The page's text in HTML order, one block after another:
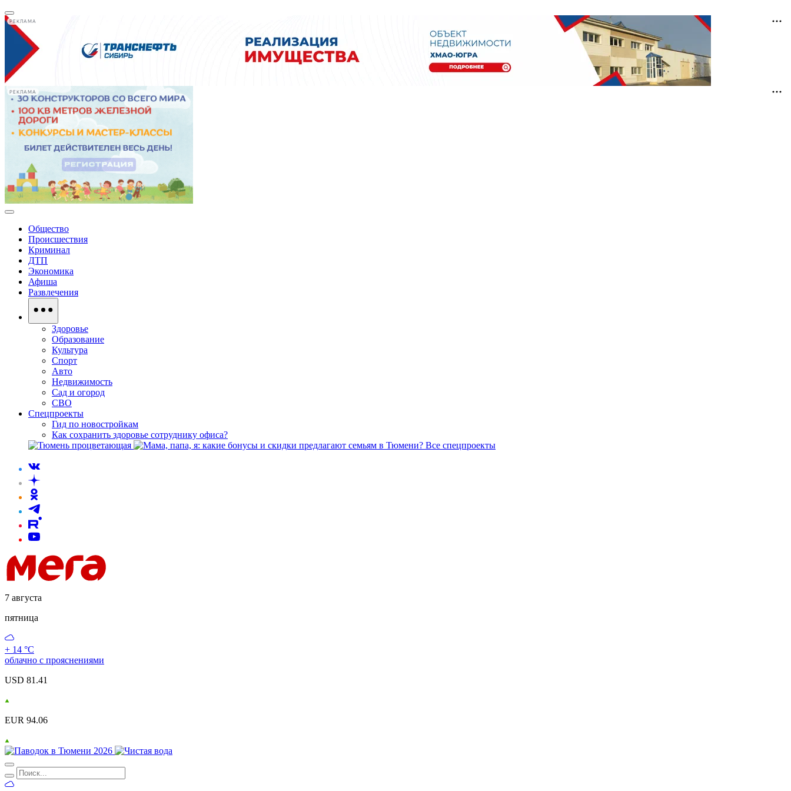
РЕКЛАМА
РЕКЛАМА
Общество
Происшествия
Криминал
ДТП
Экономика
Афиша
Развлечения
Здоровье
Образование
Культура
Спорт
Авто
Недвижимость
Сад и огород
СВО
Спецпроекты
Гид по новостройкам
Как сохранить здоровье сотруднику офиса?
Все спецпроекты
7 августа
пятница
+ 14 °С
облачно с прояснениями
USD 81.41
EUR 94.06